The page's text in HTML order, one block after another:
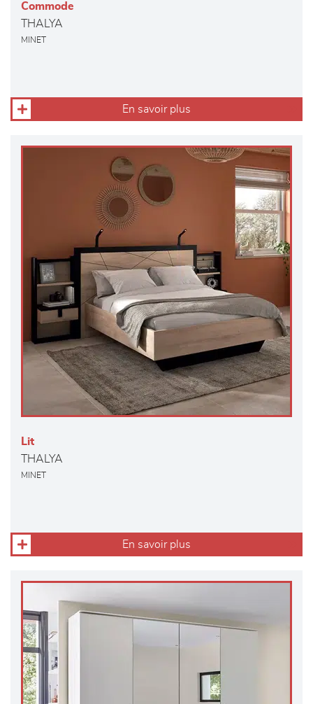
Commode
THALYA
MINET
En savoir plus
Lit
THALYA
MINET
En savoir plus